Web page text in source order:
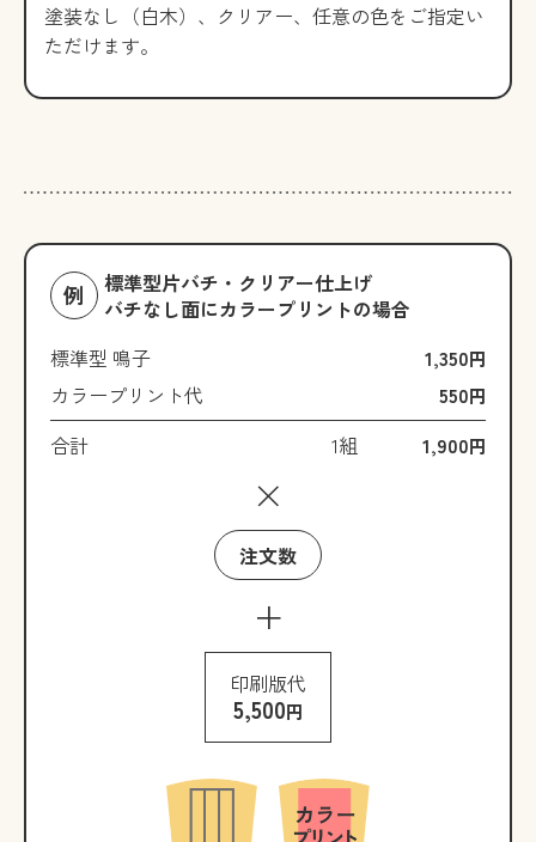
塗装なし（白木）、クリアー、任意の色をご指定い
ただけます。
例
標準型片バチ・クリアー仕上げ
バチなし面にカラープリントの場合
標準型 鳴子
1,350円
カラープリント代 550円
合計 1組 1,900円
×
注文数
+
印刷版代
5,500円